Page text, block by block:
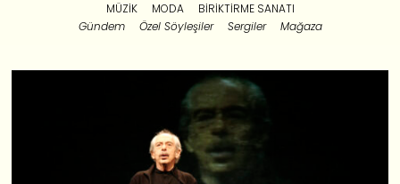
MÜZIK
MODA
BIRIKTIRME SANATI
Gündem
Özel Söyleşiler Sergiler Mağaza